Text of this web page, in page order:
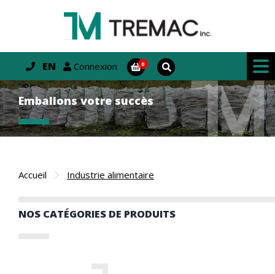
EN Connexion
Emballons votre succès
Accueil Industrie alimentaire
NOS CATÉGORIES DE PRODUITS